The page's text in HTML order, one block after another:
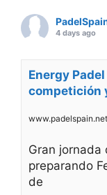
4 days ago
Energy
competición
www.padelspain.net
Gran jornada
preparando
de